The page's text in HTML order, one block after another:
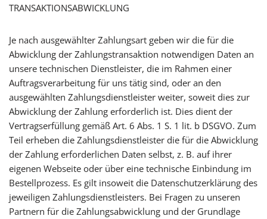
TRANSAKTIONSABWICKLUNG
Je nach ausgewählter Zahlungsart geben wir die für die
Abwicklung der Zahlungstransaktion notwendigen Daten an
unsere technischen Dienstleister, die im Rahmen einer
Auftragsverarbeitung für uns tätig sind, oder an den
ausgewählten Zahlungsdienstleister weiter, soweit dies zur
Abwicklung der Zahlung erforderlich ist. Dies dient der
Vertragserfüllung gemäß Art. 6 Abs. 1 S. 1 lit. b DSGVO. Zum
Teil erheben die Zahlungsdienstleister die für die Abwicklung
der Zahlung erforderlichen Daten selbst, z. B. auf ihrer
eigenen Webseite oder über eine technische Einbindung im
Bestellprozess. Es gilt insoweit die Datenschutzerklärung des
jeweiligen Zahlungsdienstleisters. Bei Fragen zu unseren
Partnern für die Zahlungsabwicklung und der Grundlage